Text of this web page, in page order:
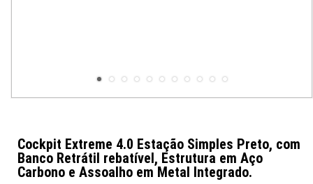
Cockpit Extreme 4.0 Estação Simples Preto, com
Banco Retrátil rebatível, Estrutura em Aço
Carbono e Assoalho em Metal Integrado.